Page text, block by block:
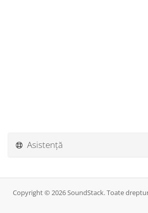
Asistență
Copyright © 2026 SoundStack. Toate